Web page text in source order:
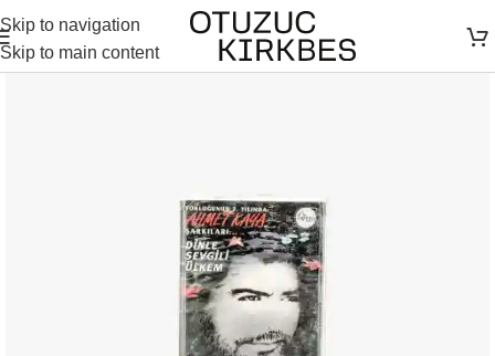
Skip to navigation
Skip to main content